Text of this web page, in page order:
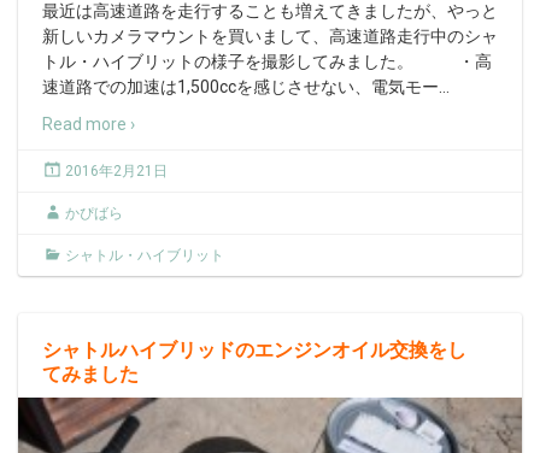
最近は高速道路を走行することも増えてきましたが、やっと
新しいカメラマウントを買いまして、高速道路走行中のシャ
トル・ハイブリットの様子を撮影してみました。 ・高
速道路での加速は1,500ccを感じさせない、電気モー
Read more ›
2016年2月21日
かぴばら
シャトル・ハイブリット
シャトルハイブリッドのエンジンオイル交換をし
てみました